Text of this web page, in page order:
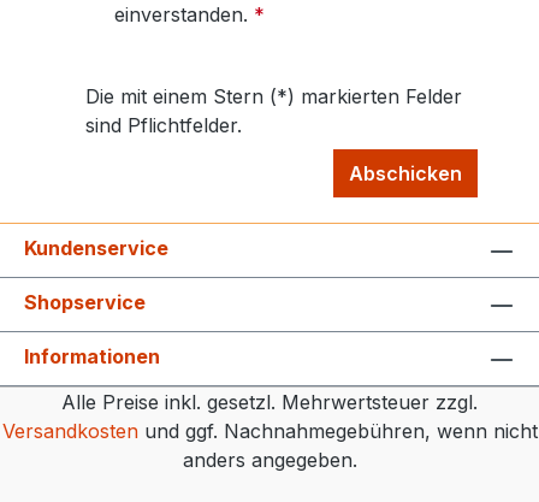
einverstanden. *
Die mit einem Stern (*) markierten Felder
sind Pflichtfelder.
Abschicken
Kundenservice
Shopservice
Informationen
Alle Preise inkl. gesetzl. Mehrwertsteuer zzgl.
Versandkostenund ggf. Nachnahmegebühren, wenn nicht
anders angegeben.